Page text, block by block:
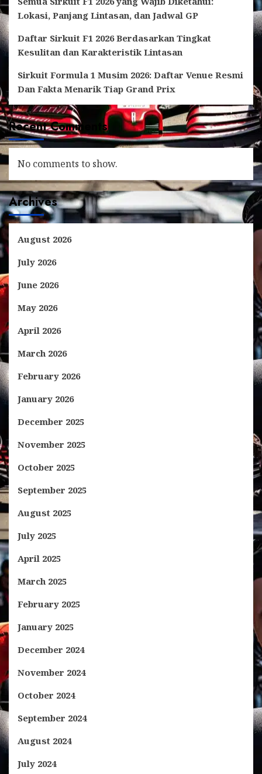
Lokasi, Panjang Lintasan, dan Jadwal GP
Daftar Sirkuit F1 2026 Berdasarkan Tingkat
Kesulitan dan Karakteristik Lintasan
Sirkuit Formula 1 Musim 2026: Daftar Venue Resmi
Dan Fakta Menarik Tiap Grand Prix
Recent Comments
No comments to show.
Archives
August 2026
July 2026
June 2026
May 2026
April 2026
March 2026
February 2026
January 2026
December 2025
November 2025
October 2025
September 2025
August 2025
July 2025
April 2025
March 2025
February 2025
January 2025
December 2024
November 2024
October 2024
September 2024
August 2024
July 2024